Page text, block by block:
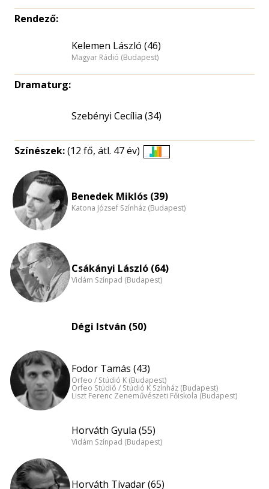
Rendező:
Kelemen László (46)
Magyar Rádió (Budapest)
Dramaturg:
Szebényi Cecília (34)
Színészek:(12 fő, átl. 47 év)
nagyítása
Benedek Miklós (39)
Katona József Színház (Budapest)
Csákányi László (64)
Vidám Színpad (Budapest)
Dégi István (50)
Fodor Tamás (43)
Orfeo / Stúdió K (Budapest)
Orfeo Stúdió / Stúdió K Színház (Budapest)
Liszt Ferenc Zeneművészeti Főiskola (Budapest)
Horváth Gyula (55)
Vidám Színpad (Budapest)
Horváth Tivadar (65)